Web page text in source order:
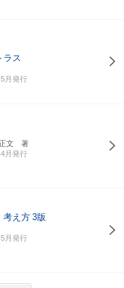
ラス
月発行
正文 著
月発行
考え方3版
月発行